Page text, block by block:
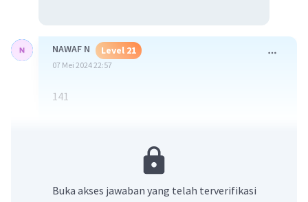
NAWAF N Level 21
07 Mei 2024 22:57
141
Level 82
08 Mei 2024 00:27
Buka akses jawaban yang telah terverifikasi